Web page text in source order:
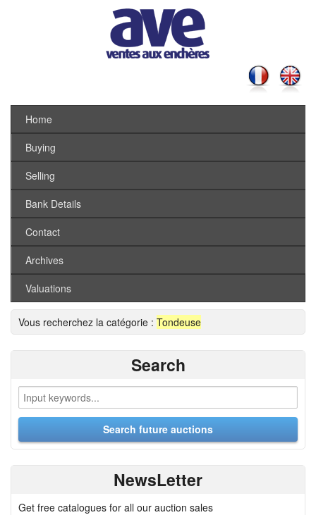
Home
Buying
Selling
Bank Details
Contact
Archives
Valuations
Vous recherchez la catégorie : Tondeuse
Search
NewsLetter
Get free catalogues for all our auction sales